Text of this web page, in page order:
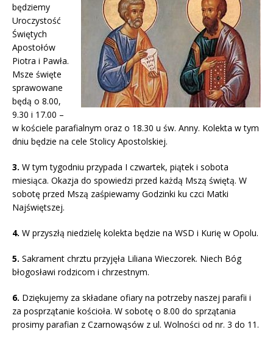
będziemy
Uroczystość
Świętych
Apostołów
Piotra i Pawła.
Msze święte
sprawowane
będą o 8.00,
9.30 i 17.00 –
w kościele parafialnym oraz o 18.30 u św. Anny. Kolekta w tym
dniu będzie na cele Stolicy Apostolskiej.
3. W tym tygodniu przypada I czwartek, piątek i sobota
miesiąca. Okazja do spowiedzi przed każdą Mszą świętą. W
sobotę przed Mszą zaśpiewamy Godzinki ku czci Matki
Najświętszej.
4. W przyszłą niedzielę kolekta będzie na WSD i Kurię w Opolu.
5. Sakrament chrztu przyjęła Liliana Wieczorek. Niech Bóg
błogosławi rodzicom i chrzestnym.
6. Dziękujemy za składane ofiary na potrzeby naszej parafii i
za posprzątanie kościoła. W sobotę o 8.00 do sprzątania
prosimy parafian z Czarnowąsów z ul. Wolności od nr. 3 do 11.